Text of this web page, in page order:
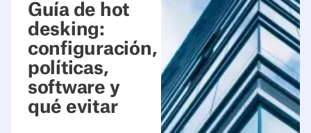
Guía de hot
desking:
configuración,
políticas,
software y
qué evitar